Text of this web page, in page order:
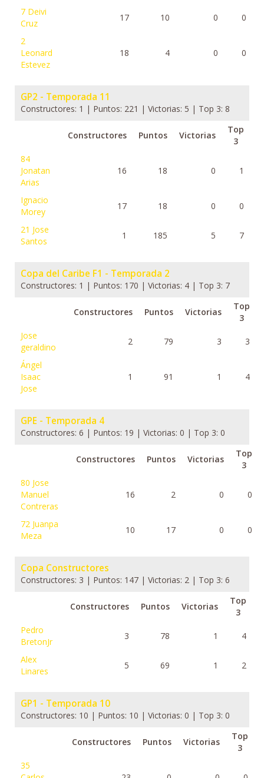
7 Deivi
Cruz
17 10 0 0
2
Leonard
Estevez
18 4 0 0
GP2 - Temporada 11
Constructores: 1 | Puntos: 221 | Victorias: 5 | Top 3: 8
Constructores Puntos Victorias
Top
3
84
Jonatan
Arias
16 18 0 1
Ignacio
Morey
17 18 0 0
21 Jose
Santos
1 185 5 7
Copa del Caribe F1 - Temporada 2
Constructores: 1 | Puntos: 170 | Victorias: 4 | Top 3: 7
Constructores Puntos Victorias
Top
3
Jose
geraldino
2 79 3 3
Ángel
Isaac
Jose
1 91 1 4
GPE - Temporada 4
Constructores: 6 | Puntos: 19 | Victorias: 0 | Top 3: 0
Constructores Puntos Victorias
Top
3
80 Jose
Manuel
Contreras
16 2 0 0
72 Juanpa
Meza
10 17 0 0
Copa Constructores
Constructores: 3 | Puntos: 147 | Victorias: 2 | Top 3: 6
Constructores Puntos Victorias
Top
3
Pedro
BretonJr
3 78 1 4
Alex
Linares
5 69 1 2
GP1 - Temporada 10
Constructores: 10 | Puntos: 10 | Victorias: 0 | Top 3: 0
Constructores Puntos Victorias
Top
3
35